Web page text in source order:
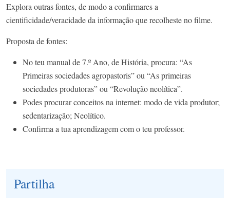
Explora outras fontes, de modo a confirmares a
cientificidade/veracidade da informação que recolheste no filme.
Proposta de fontes:
No teu manual de 7.º Ano, de História, procura: “As
Primeiras sociedades agropastoris” ou “As primeiras
sociedades produtoras” ou “Revolução neolítica”.
Podes procurar conceitos na internet: modo de vida produtor;
sedentarização; Neolítico.
Confirma a tua aprendizagem com o teu professor.
Partilha